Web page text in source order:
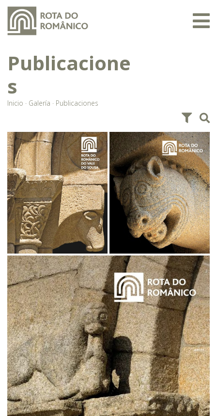
Publicacione
s
Inicio · Galería · Publicaciones